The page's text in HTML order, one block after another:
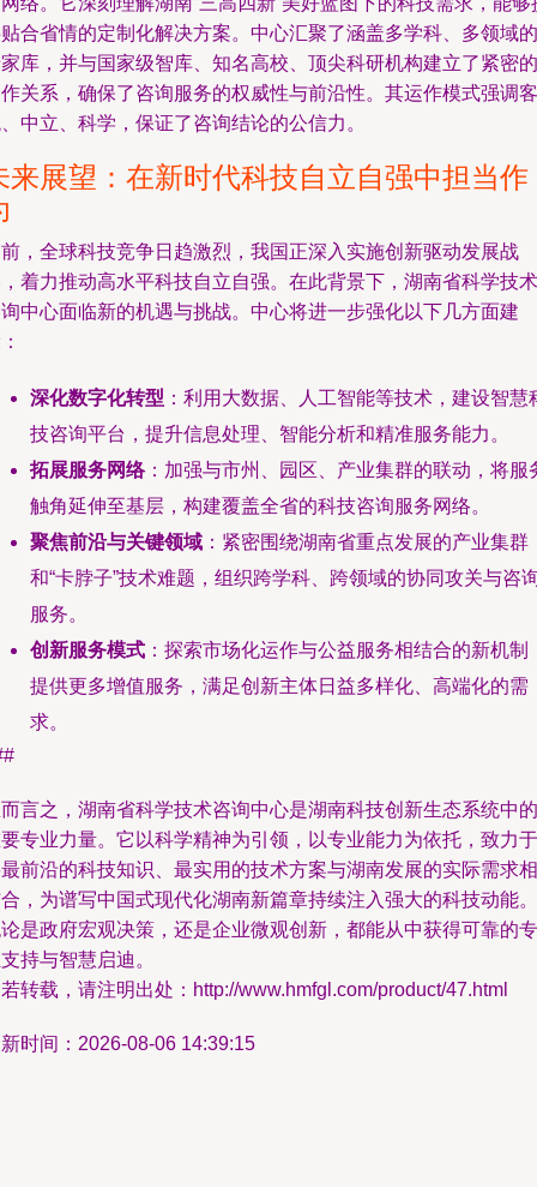
合省情的定制化解决方案。中心汇聚了涵盖多学科、多领域的
库，并与国家级智库、知名高校、顶尖科研机构建立了紧密的
关系，确保了咨询服务的权威性与前沿性。其运作模式强调客
中立、科学，保证了咨询结论的公信力。
来展望：在新时代科技自立自强中担当作
，全球科技竞争日趋激烈，我国正深入实施创新驱动发展战
着力推动高水平科技自立自强。在此背景下，湖南省科学技术
中心面临新的机遇与挑战。中心将进一步强化以下几方面建
深化数字化转型 ：利用大数据、人工智能等技术，建设智慧
技咨询平台，提升信息处理、智能分析和精准服务能力。
拓展服务网络：加强与市州、园区、产业集群的联动，将服
触角延伸至基层，构建覆盖全省的科技咨询服务网络。
聚焦前沿与关键领域 ：紧密围绕湖南省重点发展的产业集群
和“卡脖子”技术难题，组织跨学科、跨领域的协同攻关与咨
服务。
创新服务模式 ：探索市场化运作与公益服务相结合的新机制
提供更多增值服务，满足创新主体日益多样化、高端化的需
求。
言之，湖南省科学技术咨询中心是湖南科技创新生态系统中的
专业力量。它以科学精神为引领，以专业能力为依托，致力于
前沿的科技知识、最实用的技术方案与湖南发展的实际需求相
，为谱写中国式现代化湖南新篇章持续注入强大的科技动能。
是政府宏观决策，还是企业微观创新，都能从中获得可靠的专
持与智慧启迪。
转载，请注明出处：http://www.hmfgl.com/product/47.html
时间：2026-08-06 14:39:15